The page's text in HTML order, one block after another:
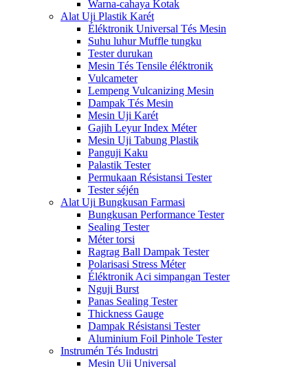
Warna-cahaya Kotak
Alat Uji Plastik Karét
Éléktronik Universal Tés Mesin
Suhu luhur Muffle tungku
Tester durukan
Mesin Tés Tensile éléktronik
Vulcameter
Lempeng Vulcanizing Mesin
Dampak Tés Mesin
Mesin Uji Karét
Gajih Leyur Index Méter
Mesin Uji Tabung Plastik
Panguji Kaku
Palastik Tester
Permukaan Résistansi Tester
Tester séjén
Alat Uji Bungkusan Farmasi
Bungkusan Performance Tester
Sealing Tester
Méter torsi
Ragrag Ball Dampak Tester
Polarisasi Stress Méter
Éléktronik Aci simpangan Tester
Nguji Burst
Panas Sealing Tester
Thickness Gauge
Dampak Résistansi Tester
Aluminium Foil Pinhole Tester
Instrumén Tés Industri
Mesin Uji Universal